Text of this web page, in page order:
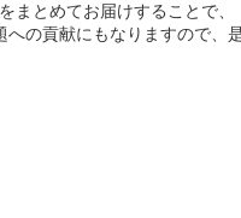
まとめてお届けすることで、
の貢献にもなりますので、